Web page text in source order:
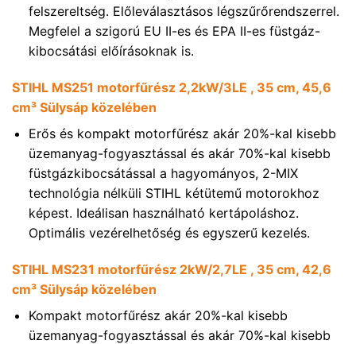
felszereltség. Előleválasztásos légszűrőrendszerrel.
Megfelel a szigorú EU II-es és EPA II-es füstgáz-
kibocsátási előírásoknak is.
STIHL MS251 motorfűrész 2,2kW/3LE , 35 cm, 45,6
cm³ Sülysáp közelében
Erős és kompakt motorfűrész akár 20%-kal kisebb
üzemanyag-fogyasztással és akár 70%-kal kisebb
füstgázkibocsátással a hagyományos, 2-MIX
technológia nélküli STIHL kétütemű motorokhoz
képest. Ideálisan használható kertápoláshoz.
Optimális vezérelhetőség és egyszerű kezelés.
STIHL MS231 motorfűrész 2kW/2,7LE , 35 cm, 42,6
cm³ Sülysáp közelében
Kompakt motorfűrész akár 20%-kal kisebb
üzemanyag-fogyasztással és akár 70%-kal kisebb